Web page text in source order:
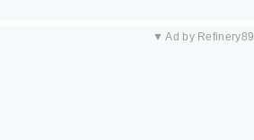
▼ Ad by Refinery89